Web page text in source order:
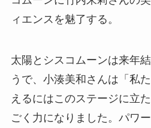
ィエンスを魅了する。
太陽とシスコムーンは来年
うで、小湊美和さんは「私
えるにはこのステージに立
ごく力になりました。パワ